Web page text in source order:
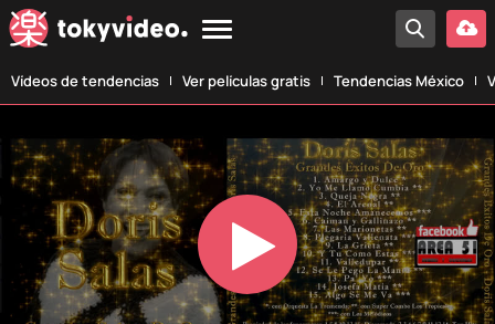
Vídeos de tendencias Ver películas gratis Tendencias México
Play